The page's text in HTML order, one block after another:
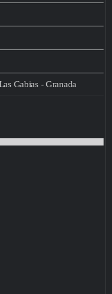
Gabias - Granada